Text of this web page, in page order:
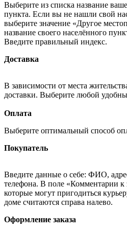
Выберите из списка название
пункта. Если вы не нашли свой
выберите значение «Другое
название своего населённого
Введите правильный индекс.
Доставка
В зависимости от места
доставки. Выберите любой
Оплата
Выберите оптимальный способ
Покупатель
Введите данные о себе: ФИО,
телефона. В поле «Комментарии к
которые могут пригодиться
доме считаются справа налево.
Оформление заказа